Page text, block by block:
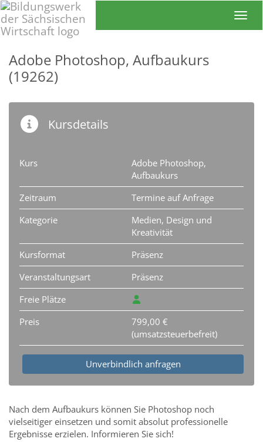
Adobe Photoshop, Aufbaukurs
(19262)
Kursdetails
Kurs
Adobe Photoshop,
Aufbaukurs
Zeitraum
Termine auf Anfrage
Kategorie
Medien, Design und
Kreativität
Kursformat
Präsenz
Veranstaltungsart
Präsenz
Freie Plätze
Preis
799,00 €
(umsatzsteuerbefreit)
Unverbindlich anfragen
Nach dem Aufbaukurs können Sie Photoshop noch
vielseitiger einsetzen und somit absolut professionelle
Ergebnisse erzielen. Informieren Sie sich!